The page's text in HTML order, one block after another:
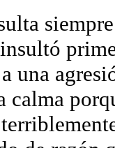
una
calma